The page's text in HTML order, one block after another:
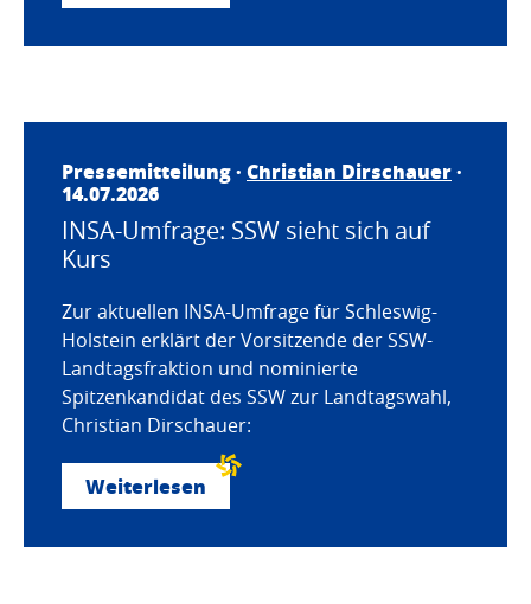
Pressemitteilung · Christian Dirschauer·
14.07.2026
INSA-Umfrage: SSW sieht sich auf
Kurs
Zur aktuellen INSA-Umfrage für Schleswig-
Holstein erklärt der Vorsitzende der SSW-
Landtagsfraktion und nominierte
Spitzenkandidat des SSW zur Landtagswahl,
Christian Dirschauer:
Weiterlesen